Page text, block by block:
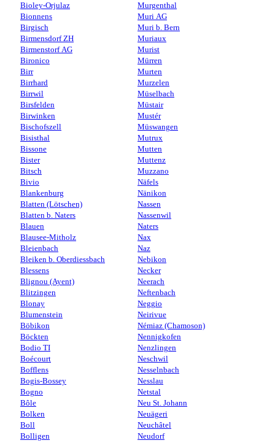
Bioley-Orjulaz
Bionnens
Birgisch
Birmensdorf ZH
Birmenstorf AG
Bironico
Birr
Birrhard
Birrwil
Birsfelden
Birwinken
Bischofszell
Bisisthal
Bissone
Bister
Bitsch
Bivio
Blankenburg
Blatten (Lötschen)
Blatten b. Naters
Blauen
Blausee-Mitholz
Bleienbach
Bleiken b. Oberdiessbach
Blessens
Blignou (Ayent)
Blitzingen
Blonay
Blumenstein
Böbikon
Böckten
Bodio TI
Boécourt
Bofflens
Bogis-Bossey
Bogno
Bôle
Bolken
Boll
Bolligen
Murgenthal
Muri AG
Muri b. Bern
Muriaux
Murist
Mürren
Murten
Murzelen
Müselbach
Müstair
Mustér
Müswangen
Mutrux
Mutten
Muttenz
Muzzano
Näfels
Nänikon
Nassen
Nassenwil
Naters
Nax
Naz
Nebikon
Necker
Neerach
Neftenbach
Neggio
Neirivue
Némiaz (Chamoson)
Nennigkofen
Nenzlingen
Neschwil
Nesselnbach
Nesslau
Netstal
Neu St. Johann
Neuägeri
Neuchâtel
Neudorf